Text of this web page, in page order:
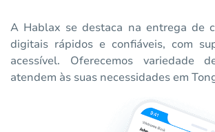
A Hablax se destaca na entrega de
digitais rápidos e confiáveis, com
acessível. Oferecemos variedade
atendem às suas necessidades em